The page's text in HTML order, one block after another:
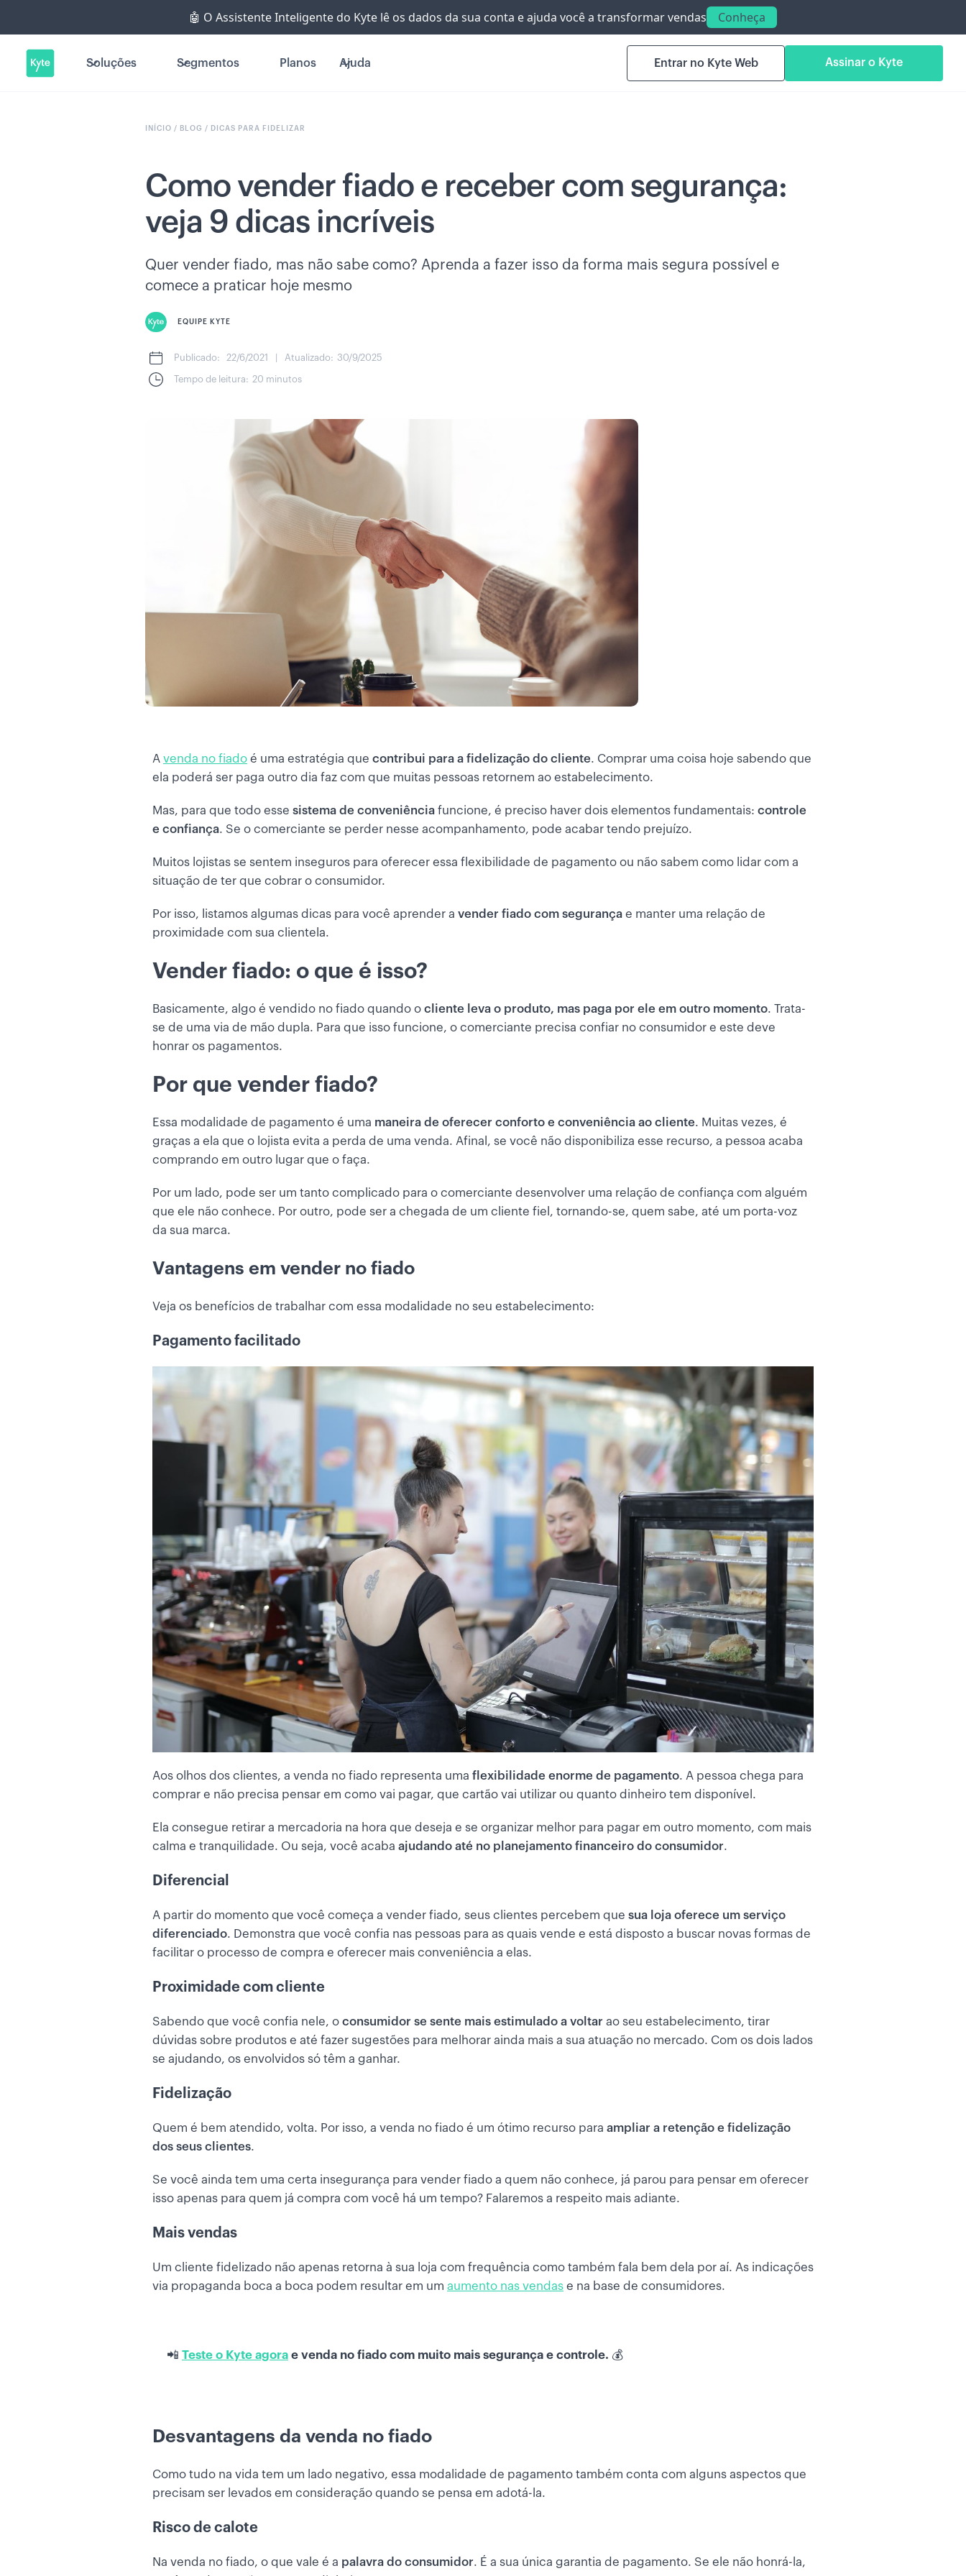
🤖 O Assistente Inteligente do Kyte lê os dados da sua conta e ajuda você a transformar vendas Conheça
Soluções Segmentos Planos Ajuda Entrar no Kyte Web Assinar o Kyte
INÍCIO / BLOG / DICAS PARA FIDELIZAR
Como vender fiado e receber com segurança:
veja 9 dicas incríveis
Quer vender fiado, mas não sabe como? Aprenda a fazer isso da forma mais segura possível e
comece a praticar hoje mesmo
EQUIPE KYTE
Publicado: 22/6/2021 Atualizado: 30/9/2025
Tempo de leitura: 20 minutos
A venda no fiado é uma estratégia que contribui para a fidelização do cliente. Comprar uma coisa hoje sabendo que
ela poderá ser paga outro dia faz com que muitas pessoas retornem ao estabelecimento.
Mas, para que todo esse sistema de conveniência funcione, é preciso haver dois elementos fundamentais: controle
e confiança. Se o comerciante se perder nesse acompanhamento, pode acabar tendo prejuízo.
Muitos lojistas se sentem inseguros para oferecer essa flexibilidade de pagamento ou não sabem como lidar com a
situação de ter que cobrar o consumidor.
Por isso, listamos algumas dicas para você aprender a vender fiado com segurança e manter uma relação de
proximidade com sua clientela.
Vender fiado: o que é isso?
Basicamente, algo é vendido no fiado quando o cliente leva o produto, mas paga por ele em outro momento. Trata-
se de uma via de mão dupla. Para que isso funcione, o comerciante precisa confiar no consumidor e este deve
honrar os pagamentos.
Por que vender fiado?
Essa modalidade de pagamento é uma maneira de oferecer conforto e conveniência ao cliente. Muitas vezes, é
graças a ela que o lojista evita a perda de uma venda. Afinal, se você não disponibiliza esse recurso, a pessoa acaba
comprando em outro lugar que o faça.
Por um lado, pode ser um tanto complicado para o comerciante desenvolver uma relação de confiança com alguém
que ele não conhece. Por outro, pode ser a chegada de um cliente fiel, tornando-se, quem sabe, até um porta-voz
da sua marca.
Vantagens em vender no fiado
Veja os benefícios de trabalhar com essa modalidade no seu estabelecimento:
Pagamento facilitado
Aos olhos dos clientes, a venda no fiado representa uma flexibilidade enorme de pagamento. A pessoa chega para
comprar e não precisa pensar em como vai pagar, que cartão vai utilizar ou quanto dinheiro tem disponível.
Ela consegue retirar a mercadoria na hora que deseja e se organizar melhor para pagar em outro momento, com mais
calma e tranquilidade. Ou seja, você acaba ajudando até no planejamento financeiro do consumidor.
Diferencial
A partir do momento que você começa a vender fiado, seus clientes percebem que sua loja oferece um serviço
diferenciado. Demonstra que você confia nas pessoas para as quais vende e está disposto a buscar novas formas de
facilitar o processo de compra e oferecer mais conveniência a elas.
Proximidade com cliente
Sabendo que você confia nele, o consumidor se sente mais estimulado a voltar ao seu estabelecimento, tirar
dúvidas sobre produtos e até fazer sugestões para melhorar ainda mais a sua atuação no mercado. Com os dois lados
se ajudando, os envolvidos só têm a ganhar.
Fidelização
Quem é bem atendido, volta. Por isso, a venda no fiado é um ótimo recurso para ampliar a retenção e fidelização
dos seus clientes.
Se você ainda tem uma certa insegurança para vender fiado a quem não conhece, já parou para pensar em oferecer
isso apenas para quem já compra com você há um tempo? Falaremos a respeito mais adiante.
Mais vendas
Um cliente fidelizado não apenas retorna à sua loja com frequência como também fala bem dela por aí. As indicações
via propaganda boca a boca podem resultar em um aumento nas vendas e na base de consumidores.
📲 Teste o Kyte agora e venda no fiado com muito mais segurança e controle. 💰
Desvantagens da venda no fiado
Como tudo na vida tem um lado negativo, essa modalidade de pagamento também conta com alguns aspectos que
precisam ser levados em consideração quando se pensa em adotá-la.
Risco de calote
Na venda no fiado, o que vale é a palavra do consumidor. É a sua única garantia de pagamento. Se ele não honrá-la,